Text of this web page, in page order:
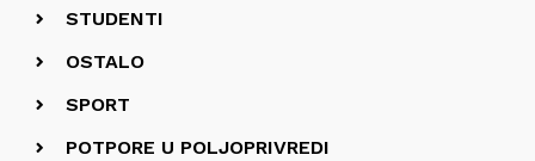
STUDENTI
OSTALO
SPORT
POTPORE U POLJOPRIVREDI